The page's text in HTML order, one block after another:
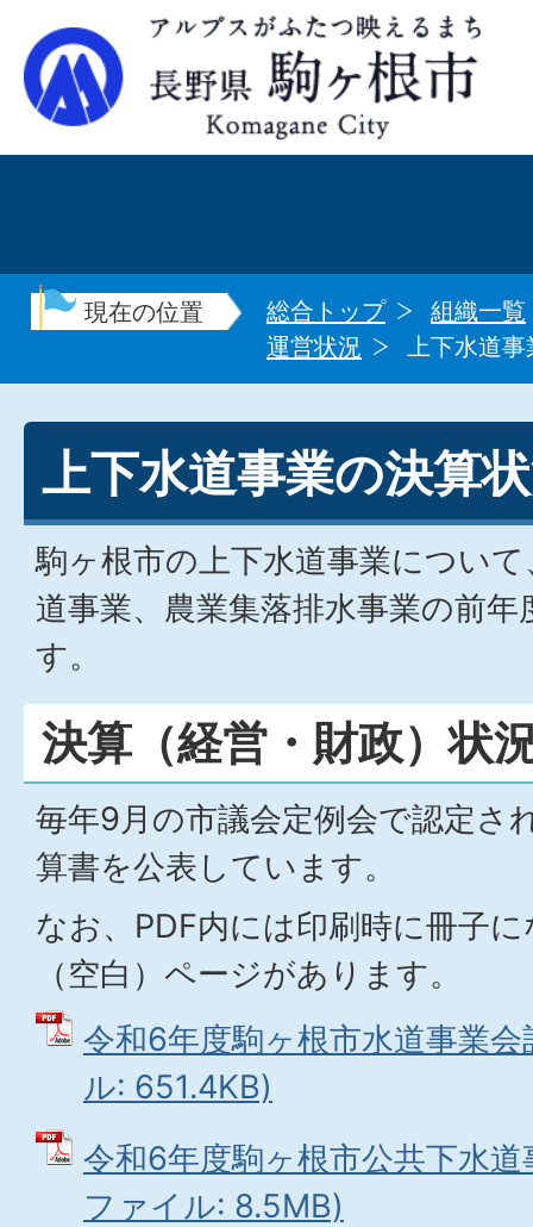
現在の位置 総合トップ
組織一覧
運営状況
上下水道
上下水道事業の決算
駒ヶ根市の上下水道事業につい
道事業、農業集落排水事業の前
す。
決算（経営・財政）状
毎年9月の市議会定例会で認定さ
算書を公表しています。
なお、PDF内には印刷時に冊子
（空白）ページがあります。
令和6年度駒ヶ根市水道事業
ル: 651.4KB)
令和6年度駒ヶ根市公共下水
ファイル: 8.5MB)